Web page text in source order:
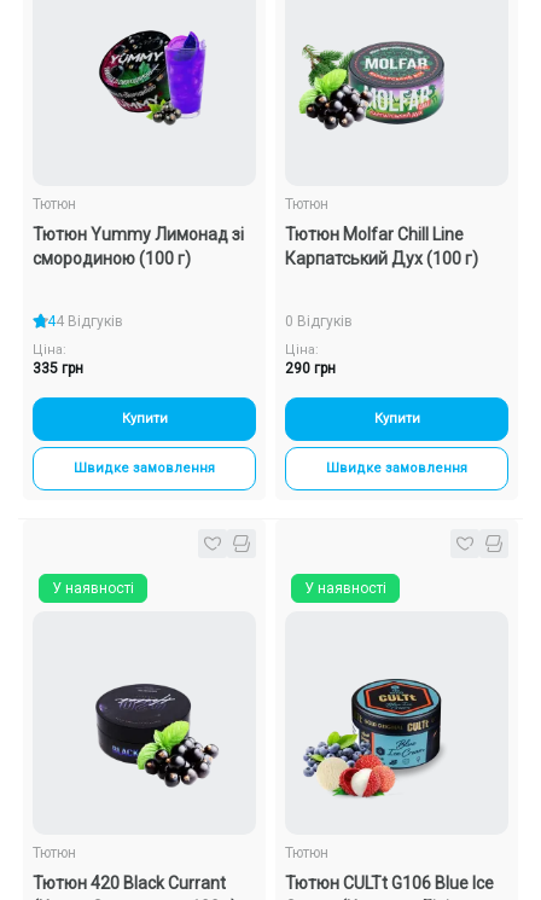
Подарункові набори
Тютюн
Тютюн Yummy Лимонад зі
смородиною (100 г)
44 Відгуків
Ціна:
335 грн
Купити
Швидке замовлення
Тютюн
Тютюн Molfar Chill Line
Карпатський Дух (100 г)
0 Відгуків
Ціна:
290 грн
Купити
Швидке замовлення
У наявності
Тютюн
Тютюн 420 Black Currant
У наявності
Тютюн
Тютюн CULTt G106 Blue Ice